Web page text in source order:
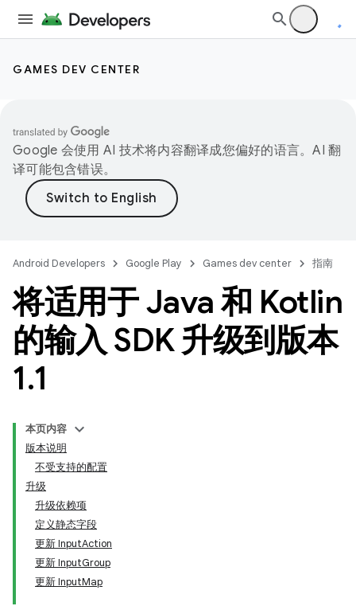
GAMES DEV CENTER
Google 会使用 AI 技术将内容翻译成您偏好的语言。AI 翻
译可能包含错误。
Android Developers Google Play Games dev center 指南
将适用于 Java 和 Kotlin
的输入 SDK 升级到版本
1.1
本页内容
版本说明
不受支持的配置
升级
升级依赖项
定义静态字段
更新 InputAction
更新 InputGroup
更新 InputMap